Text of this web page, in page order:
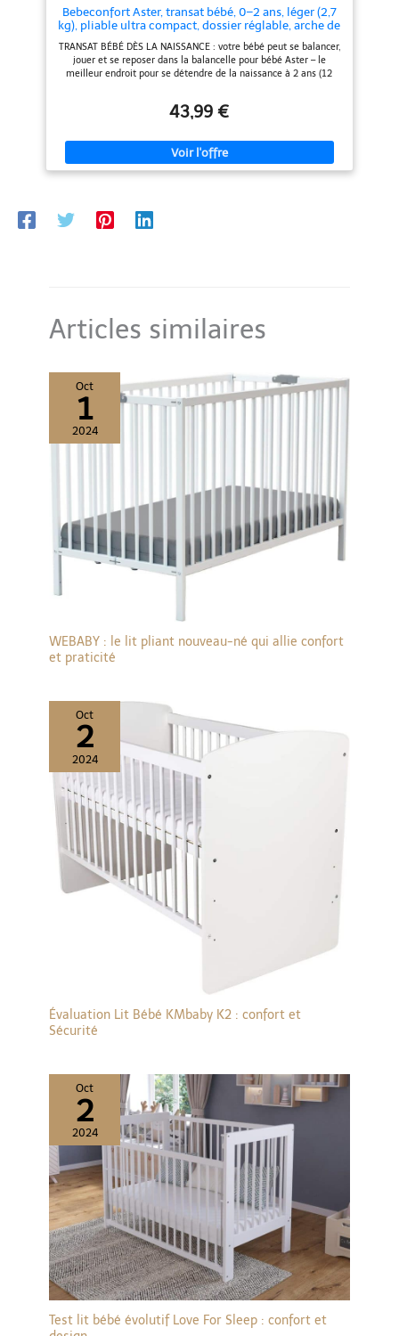
Bebeconfort Aster, transat bébé, 0–2 ans, léger (2,7
kg), pliable ultra compact, dossier réglable, arche de
jeux amovible, harnais à 3 points, mode fixe, Tinted
Graphite
TRANSAT BÉBÉ DÈS LA NAISSANCE : votre bébé peut se balancer,
jouer et se reposer dans la balancelle pour bébé Aster – le
meilleur endroit pour se détendre de la naissance à 2 ans (12
compact et léger (2,7 kg) est parfait pour le ranger et le
et facile à monter, sans outils supplémentaires ARCHE DE JEUX
AMOVIBLE : l'arche de jeux incluse offre deux adorables jouets
pour attirer et amuser votre bébé, contribuant ainsi à son
d'installer rapidement et facilement votre enfant dans le transat
43,99 €
Articles similaires
Oct
1
2024
WEBABY : le lit pliant nouveau-né qui allie confort
et praticité
Oct
2
2024
Évaluation Lit Bébé KMbaby K2 : confort et
Sécurité
Oct
2
2024
Test lit bébé évolutif Love For Sleep : confort et